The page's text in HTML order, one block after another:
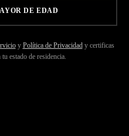
DE EDAD
y Política de Privacidad y certificas
estado de residencia.